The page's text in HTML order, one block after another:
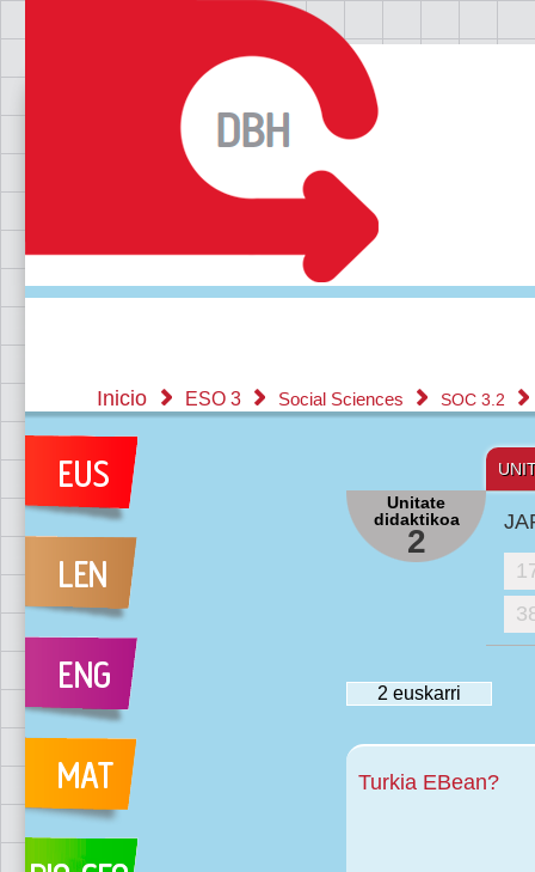
Inicio ESO 3 Social Sciences SOC 3.2
Unitate
didaktikoa
2
2 euskarri
Turkia EBean?